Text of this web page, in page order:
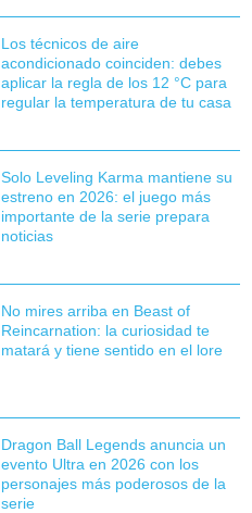
Los técnicos de aire
acondicionado coinciden: debes
aplicar la regla de los 12 °C para
regular la temperatura de tu casa
Solo Leveling Karma mantiene su
estreno en 2026: el juego más
importante de la serie prepara
noticias
No mires arriba en Beast of
Reincarnation: la curiosidad te
matará y tiene sentido en el lore
Dragon Ball Legends anuncia un
evento Ultra en 2026 con los
personajes más poderosos de la
serie